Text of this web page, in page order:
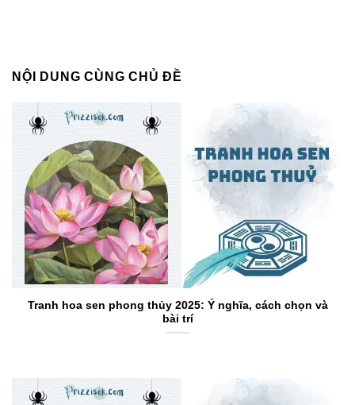
NỘI DUNG CÙNG CHỦ ĐỀ
Tranh hoa sen phong thủy 2025: Ý nghĩa, cách chọn và
bài trí